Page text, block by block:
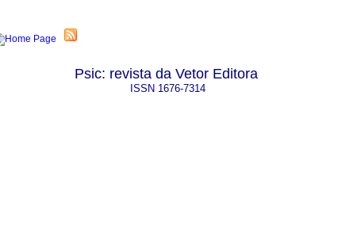
Psic: revista da Vetor Editora
ISSN 1676-7314